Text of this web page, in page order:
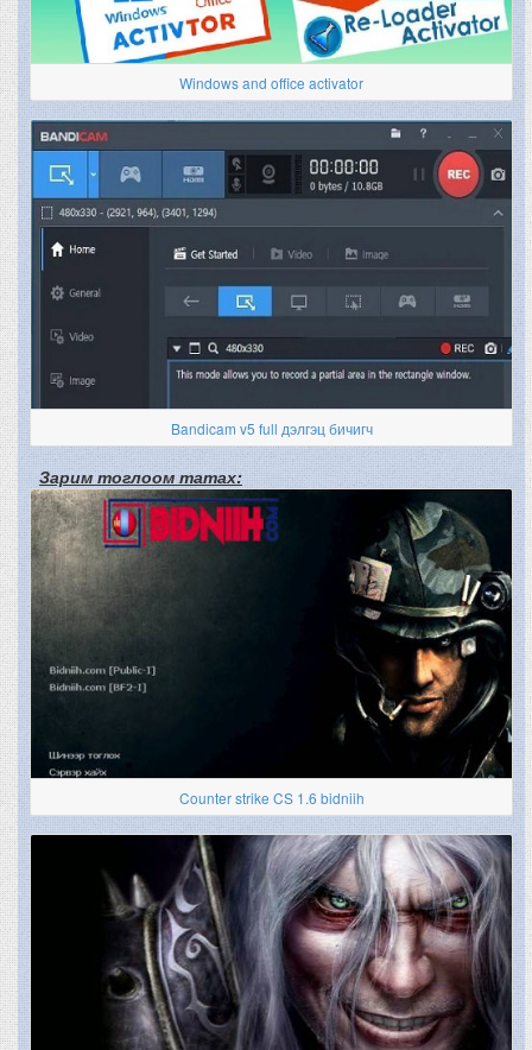
Windows and office activator
Bandicam v5 full дэлгэц бичигч
Зарим тоглоом татах:
Counter strike CS 1.6 bidniih